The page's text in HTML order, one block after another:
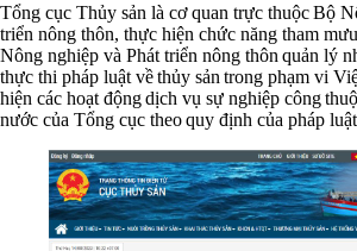
Tổng cục Thủy sản là cơ quan trực thuộc Bộ
triển nông thôn, thực hiện chức năng tham
Nông nghiệp và Phát triển nông thôn quản lý
thực thi pháp luật về thủy sản trong phạm vi
hiện các hoạt động dịch vụ sự nghiệp công
nước của Tổng cục theo quy định của pháp